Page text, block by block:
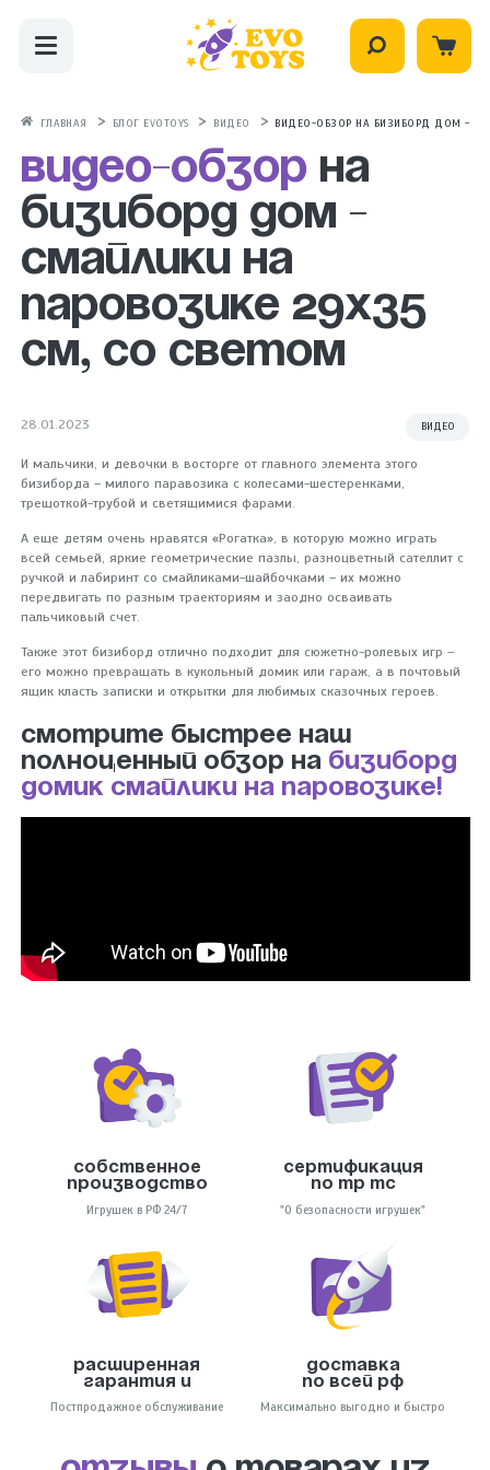
ГЛАВНАЯ БЛОГ EVOTOYS ВИДЕО ВИДЕО-ОБЗОР НА БИЗИБОРД ДОМ -
Видео-обзорна
бизиборд дом -
Смайлики на
паровозике 29х35
см, со светом
28.01.2023 ВИДЕО
И мальчики, и девочки в восторге от главного элемента этого
бизиборда – милого паравозика с колесами-шестеренками,
трещоткой-трубой и светящимися фарами.
А еще детям очень нравятся «Рогатка», в которую можно играть
всей семьей, яркие геометрические пазлы, разноцветный сателлит с
ручкой и лабиринт со смайликами-шайбочками – их можно
передвигать по разным траекториям и заодно осваивать
пальчиковый счет.
Также этот бизиборд отлично подходит для сюжетно-ролевых игр –
его можно превращать в кукольный домик или гараж, а в почтовый
ящик класть записки и открытки для любимых сказочных героев.
Смотрите быстрее наш
полноценный обзор на бизиборд
домик Смайлики на паровозике!
Собственное
производство
Игрушек в РФ 24/7
Сертификация
по тр тс
"О безопасности игрушек"
Расширенная
гарантия и
Постпродажное обслуживание
Доставка
по всей РФ
Максимально выгодно и быстро